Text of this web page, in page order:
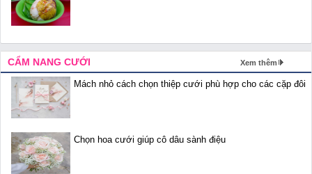
CẨM NANG CƯỚI Xem thêm
Mách nhỏ cách chọn thiệp cưới phù hợp cho các cặp đôi
Chọn hoa cưới giúp cô dâu sành điệu